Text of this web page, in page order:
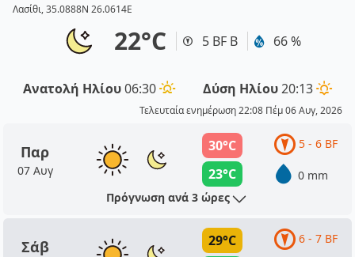
Λασίθι, 35.0888N 26.0614E
22°C 5 BF Β 66 %
Ανατολή Ηλίου06:30 Δύση Ηλίου20:13
Τελευταία ενημέρωση 22:08 Πέμ 06 Αυγ, 2026
Παρ
07 Αυγ
30°C
23°C
5 - 6 BF
0 mm
Πρόγνωση ανά 3 ώρες
Σάβ
29°C
6 - 7 BF